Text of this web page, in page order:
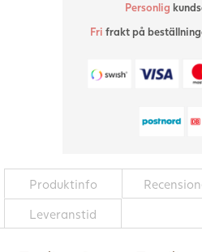
Personlig
Fri frakt på
Produktinfo
Leveranstid